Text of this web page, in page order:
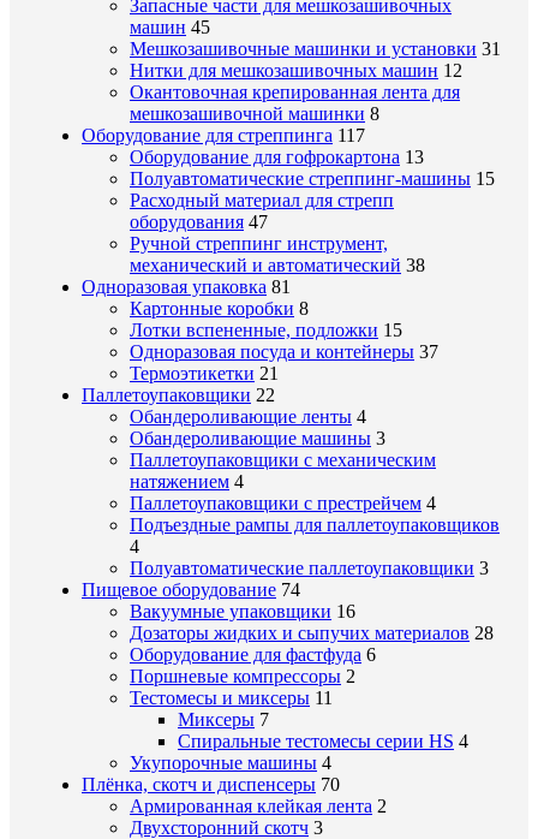
Запасные части для мешкозашивочных
машин 45
Мешкозашивочные машинки и установки 31
Нитки для мешкозашивочных машин 12
Окантовочная крепированная лента для
мешкозашивочной машинки 8
Оборудование для стреппинга 117
Оборудование для гофрокартона 13
Полуавтоматические стреппинг-машины 15
Расходный материал для стрепп
оборудования 47
Ручной стреппинг инструмент,
механический и автоматический 38
Одноразовая упаковка 81
Картонные коробки 8
Лотки вспененные, подложки 15
Одноразовая посуда и контейнеры 37
Термоэтикетки 21
Паллетоупаковщики 22
Обандероливающие ленты 4
Обандероливающие машины 3
Паллетоупаковщики с механическим
натяжением 4
Паллетоупаковщики с престрейчем 4
Подъездные рампы для паллетоупаковщиков
4
Полуавтоматические паллетоупаковщики 3
Пищевое оборудование 74
Вакуумные упаковщики 16
Дозаторы жидких и сыпучих материалов 28
Оборудование для фастфуда 6
Поршневые компрессоры 2
Тестомесы и миксеры 11
Миксеры 7
Спиральные тестомесы серии HS 4
Укупорочные машины 4
Плёнка, скотч и диспенсеры 70
Армированная клейкая лента 2
Двухсторонний скотч 3